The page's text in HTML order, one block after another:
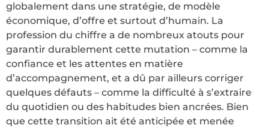
globalement dans une stratégie, de modèle
économique, d’offre et surtout d’humain. La
profession du chiffre a de nombreux atouts pour
garantir durablement cette mutation – comme la
confiance et les attentes en matière
d’accompagnement, et a dû par ailleurs corriger
quelques défauts – comme la difficulté à s’extraire
du quotidien ou des habitudes bien ancrées. Bien
que cette transition ait été anticipée et menée